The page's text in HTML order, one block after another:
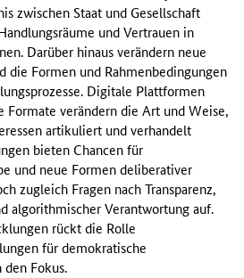
zwischen Staat und Gesellschaft
und Vertrauen in
Darüber hinaus verändern neue
die Formen und Rahmenbedingungen
Digitale Plattformen
verändern die Art und Weise,
artikuliert und verhandelt
bieten Chancen für
und neue Formen deliberativer
zugleich Fragen nach Transparenz,
algorithmischer Verantwortung auf.
rückt die Rolle
für demokratische
den Fokus.